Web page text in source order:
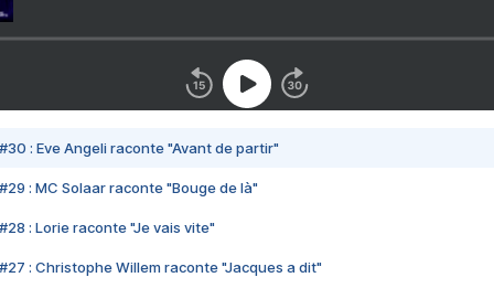
#30 : Eve Angeli raconte "Avant de partir"
#29 : MC Solaar raconte "Bouge de là"
#28 : Lorie raconte "Je vais vite"
#27 : Christophe Willem raconte "Jacques a dit"